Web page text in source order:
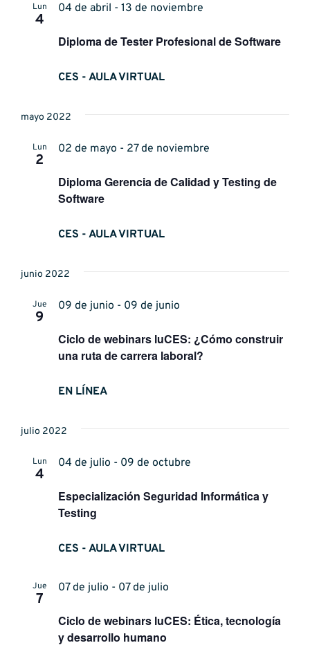
Lun
4
Diploma de Tester Profesional de Software
04 de abril - 13 de noviembre
CES - AULA VIRTUAL
mayo 2022
Lun
2
Diploma Gerencia de Calidad y Testing de
Software
02 de mayo - 27 de noviembre
CES - AULA VIRTUAL
junio 2022
Jue
9
Ciclo de webinars luCES: ¿Cómo construir
una ruta de carrera laboral?
09 de junio - 09 de junio
EN LÍNEA
julio 2022
Lun
4
Especialización Seguridad Informática y
Testing
04 de julio - 09 de octubre
CES - AULA VIRTUAL
Jue
7
Ciclo de webinars luCES: Ética, tecnología
y desarrollo humano
07 de julio - 07 de julio